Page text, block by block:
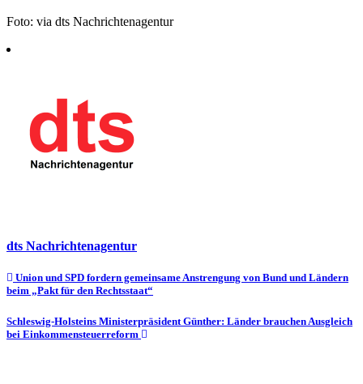
Foto: via dts Nachrichtenagentur
dts Nachrichtenagentur
Beitragsnavigation
Union und SPD fordern gemeinsame Anstrengung von Bund und Ländern
beim „Pakt für den Rechtsstaat“
Schleswig-Holsteins Ministerpräsident Günther: Länder brauchen Ausgleich
bei Einkommensteuerreform